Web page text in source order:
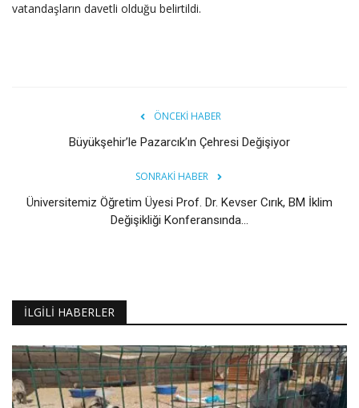
vatandaşların davetli olduğu belirtildi.
ÖNCEKI HABER
Büyükşehir’le Pazarcık’ın Çehresi Değişiyor
SONRAKI HABER
Üniversitemiz Öğretim Üyesi Prof. Dr. Kevser Cırık, BM İklim
Değişikliği Konferansında...
İLGILI HABERLER